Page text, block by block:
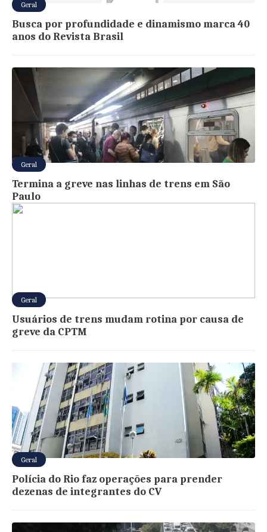
Geral
Busca por profundidade e dinamismo marca 40
anos do Revista Brasil
Geral
Termina a greve nas linhas de trens em São
Paulo
Geral
Usuários de trens mudam rotina por causa de
greve da CPTM
Geral
Polícia do Rio faz operações para prender
dezenas de integrantes do CV